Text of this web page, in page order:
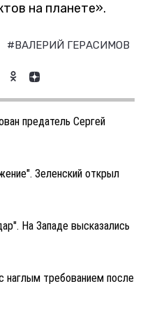
на планете».
#ВАЛЕРИЙ ГЕРАСИМОВ
предатель Сергей
Зеленский открыл
На Западе высказались
наглым требованием после